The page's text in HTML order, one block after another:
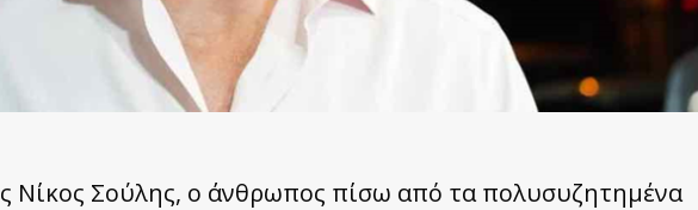
Νίκος Σούλης, ο άνθρωπος πίσω από τα πολυσυζητημένα